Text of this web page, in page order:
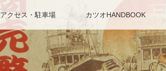
アクセス・駐車場 カツオHANDBOOK